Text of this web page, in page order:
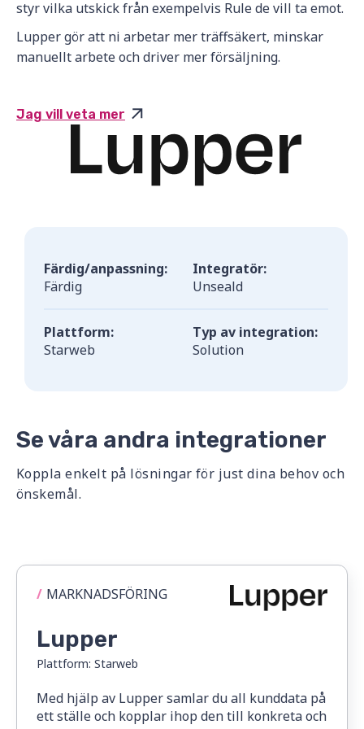
styr vilka utskick från exempelvis Rule de vill ta emot.
Lupper gör att ni arbetar mer träffsäkert, minskar
manuellt arbete och driver mer försäljning.
Jag vill veta mer
Färdig/anpassning:
Färdig
Integratör:
Unseald
Plattform:
Starweb
Typ av integration:
Solution
Se våra andra integrationer
Koppla enkelt på lösningar för just dina behov och
önskemål.
/ MARKNADSFÖRING
Lupper
Plattform: Starweb
Med hjälp av Lupper samlar du all kunddata på
ett ställe och kopplar ihop den till konkreta och